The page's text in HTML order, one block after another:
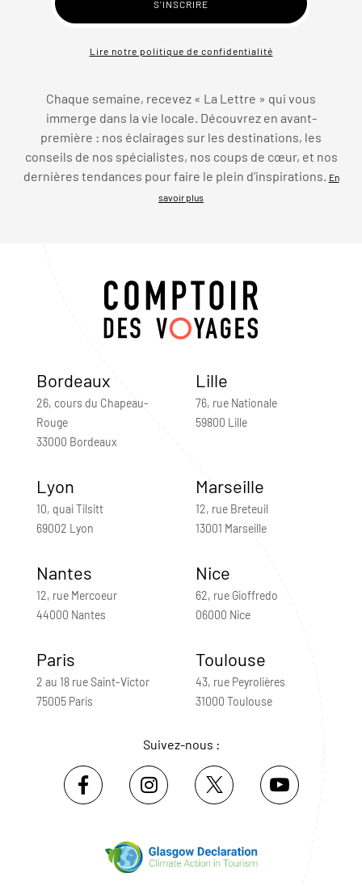
Lire notre politique de confidentialité
Chaque semaine, recevez « La Lettre » qui vous
immerge dans la vie locale. Découvrez en avant-
première : nos éclairages sur les destinations, les
conseils de nos spécialistes, nos coups de cœur, et nos
dernières tendances pour faire le plein d’inspirations.
En
savoir plus
Bordeaux
26, cours du Chapeau-
Rouge
33000 Bordeaux
Lille
76, rue Nationale
59800 Lille
Lyon
10, quai Tilsitt
69002 Lyon
Marseille
12, rue Breteuil
13001 Marseille
Nantes
12, rue Mercoeur
44000 Nantes
Nice
62, rue Gioffredo
06000 Nice
Paris
2 au 18 rue Saint-Victor
75005 Paris
Toulouse
43, rue Peyrolières
31000 Toulouse
Suivez-nous :